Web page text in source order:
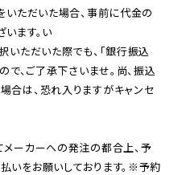
ただいた場合、事前に代金の
ます。い
いただいた際でも、「銀行振込
、ご了承下さいませ。尚、振込
合は、恐れ入りますがキャンセ
ーカーへの発注の都合上、予
いをお願いしております。※予約